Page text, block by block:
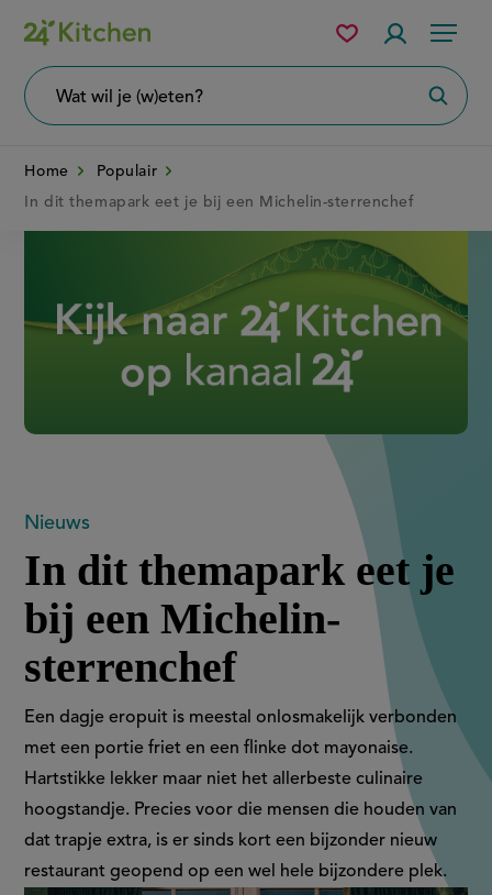
Overslaan
en
naar
gaan
Menu
wil
Mijn
bewaarde
Home
Populair
In dit themapark eet je bij een Michelin-sterrenchef
In
dit
themapark
eet
je
bij
een
Michelin-
Nieuws
In dit themapark eet je
bij een Michelin-
sterrenchef
Een dagje eropuit is meestal onlosmakelijk verbonden
met een portie friet en een flinke dot mayonaise.
Hartstikke lekker maar niet het allerbeste culinaire
hoogstandje. Precies voor die mensen die houden van
dat trapje extra, is er sinds kort een bijzonder nieuw
restaurant geopend op een wel hele bijzondere plek.